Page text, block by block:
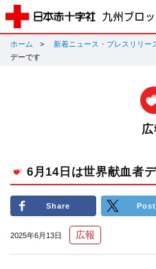
ホーム 新着ニュース・プレスリリー
デーです
広
6月14日は世界献血者
Share
2025年6月13日 広報